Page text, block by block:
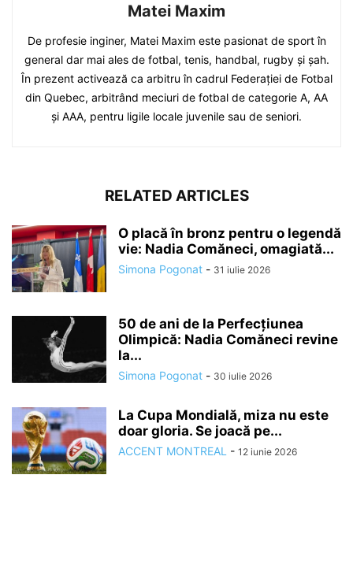
Matei Maxim
De profesie inginer, Matei Maxim este pasionat de sport în
general dar mai ales de fotbal, tenis, handbal, rugby și șah.
În prezent activează ca arbitru în cadrul Federației de Fotbal
din Quebec, arbitrând meciuri de fotbal de categorie A, AA
și AAA, pentru ligile locale juvenile sau de seniori.
RELATED ARTICLES
O placă în bronz pentru o legendă
vie: Nadia Comăneci, omagiată...
Simona Pogonat - 31 iulie 2026
50 de ani de la Perfecțiunea
Olimpică: Nadia Comăneci revine
la...
Simona Pogonat - 30 iulie 2026
La Cupa Mondială, miza nu este
doar gloria. Se joacă pe...
ACCENT MONTREAL - 12 iunie 2026